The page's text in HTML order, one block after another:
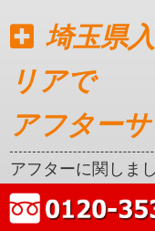
埼玉県
リアで
アフター
アフターに関しま
クレカ